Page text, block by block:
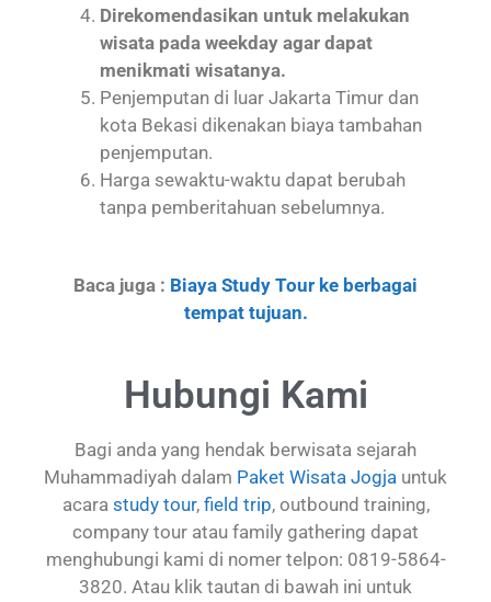
Direkomendasikan untuk melakukan
wisata pada weekday agar dapat
menikmati wisatanya.
Penjemputan di luar Jakarta Timur dan
kota Bekasi dikenakan biaya tambahan
penjemputan.
Harga sewaktu-waktu dapat berubah
tanpa pemberitahuan sebelumnya.
Baca juga : Biaya Study Tour ke berbagai
tempat tujuan.
Hubungi Kami
Bagi anda yang hendak berwisata sejarah
Muhammadiyah dalam Paket Wisata Jogja untuk
acara study tour, field trip, outbound training,
company tour atau family gathering dapat
menghubungi kami di nomer telpon: 0819-5864-
3820. Atau klik tautan di bawah ini untuk